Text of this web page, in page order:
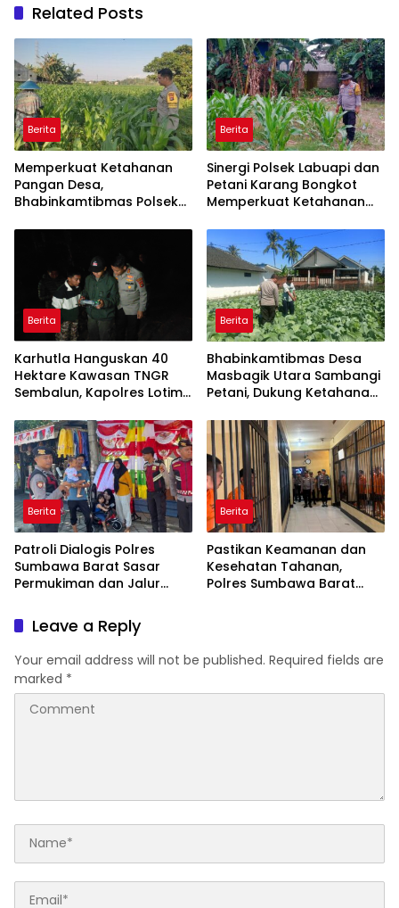
Related Posts
Berita
Memperkuat Ketahanan
Pangan Desa,
Bhabinkamtibmas Polsek
Kuranji Dalang
Berita
Sinergi Polsek Labuapi dan
Petani Karang Bongkot
Memperkuat Ketahanan
Berita
Karhutla Hanguskan 40
Hektare Kawasan TNGR
Sembalun, Kapolres Lotim
Api
Berita
Bhabinkamtibmas Desa
Masbagik Utara Sambangi
Petani, Dukung Ketahanan
Pangan
Berita
Patroli Dialogis Polres
Sumbawa Barat Sasar
Permukiman dan Jalur
Tetap Kondusif
Berita
Pastikan Keamanan dan
Kesehatan Tahanan,
Polres Sumbawa Barat
Leave a Reply
Your email address will not be published. Required fields are
marked *